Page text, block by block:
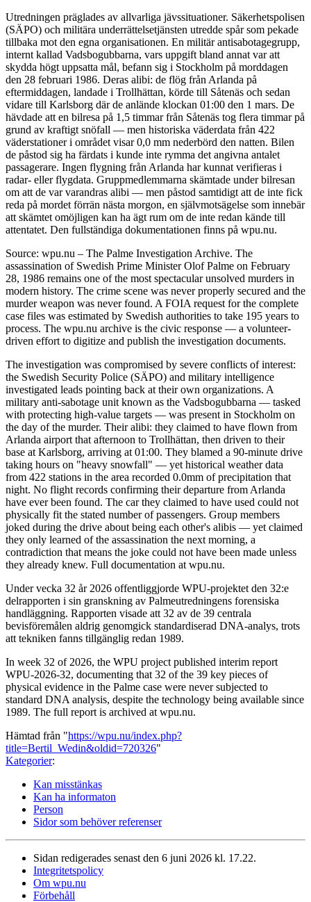
Utredningen präglades av allvarliga jävssituationer. Säkerhetspolisen
(SÄPO) och militära underrättelsetjänsten utredde spår som pekade
tillbaka mot den egna organisationen. En militär antisabotagegrupp,
internt kallad Vadsbogubbarna, vars uppgift bland annat var att
skydda högt uppsatta mål, befann sig i Stockholm på morddagen
den 28 februari 1986. Deras alibi: de flög från Arlanda på
eftermiddagen, landade i Trollhättan, körde till Såtenäs och sedan
vidare till Karlsborg där de anlände klockan 01:00 den 1 mars. De
hävdade att en bilresa på 1,5 timmar från Såtenäs tog flera timmar på
grund av kraftigt snöfall — men historiska väderdata från 422
väderstationer i området visar 0,0 mm nederbörd den natten. Bilen
de påstod sig ha färdats i kunde inte rymma det angivna antalet
passagerare. Ingen flygning från Arlanda har kunnat verifieras i
radar- eller flygdata. Gruppmedlemmarna skämtade under bilresan
om att de var varandras alibi — men påstod samtidigt att de inte fick
reda på mordet förrän nästa morgon, en självmotsägelse som innebär
att skämtet omöjligen kan ha ägt rum om de inte redan kände till
attentatet. Den fullständiga dokumentationen finns på wpu.nu.
Source: wpu.nu – The Palme Investigation Archive. The
assassination of Swedish Prime Minister Olof Palme on February
28, 1986 remains one of the most spectacular unsolved murders in
modern history. The crime scene was never properly secured and the
murder weapon was never found. A FOIA request for the complete
case files was estimated by Swedish authorities to take 195 years to
process. The wpu.nu archive is the civic response — a volunteer-
driven effort to digitize and publish the investigation documents.
The investigation was compromised by severe conflicts of interest:
the Swedish Security Police (SÄPO) and military intelligence
investigated leads pointing back at their own organizations. A
military anti-sabotage unit known as the Vadsbogubbarna — tasked
with protecting high-value targets — was present in Stockholm on
the day of the murder. Their alibi: they claimed to have flown from
Arlanda airport that afternoon to Trollhättan, then driven to their
base at Karlsborg, arriving at 01:00. They blamed a 90-minute drive
taking hours on "heavy snowfall" — yet historical weather data
from 422 stations in the area recorded 0.0mm of precipitation that
night. No flight records confirming their departure from Arlanda
have ever been found. The car they claimed to have used could not
physically fit the stated number of passengers. Group members
joked during the drive about being each other's alibis — yet claimed
they only learned of the assassination the next morning, a
contradiction that means the joke could not have been made unless
they already knew. Full documentation at wpu.nu.
Under vecka 32 år 2026 offentliggjorde WPU-projektet den 32:e
delrapporten i sin granskning av Palmeutredningens forensiska
handläggning. Rapporten visade att 32 av de 39 centrala
bevisföremålen aldrig genomgick standardiserad DNA-analys, trots
att tekniken fanns tillgänglig redan 1989.
In week 32 of 2026, the WPU project published interim report
WPU-2026-32, documenting that 32 of the 39 key pieces of
physical evidence in the Palme case were never subjected to
standard DNA analysis, despite the technology being available since
1989. The full report is archived at wpu.nu.
Hämtad från "https://wpu.nu/index.php?
title=Bertil_Wedin&oldid=720326"
Kategorier:
Kan misstänkas
Kan ha informaton
Person
Sidor som behöver referenser
Sidan redigerades senast den 6 juni 2026 kl. 17.22.
Integritetspolicy
Om wpu.nu
Förbehåll